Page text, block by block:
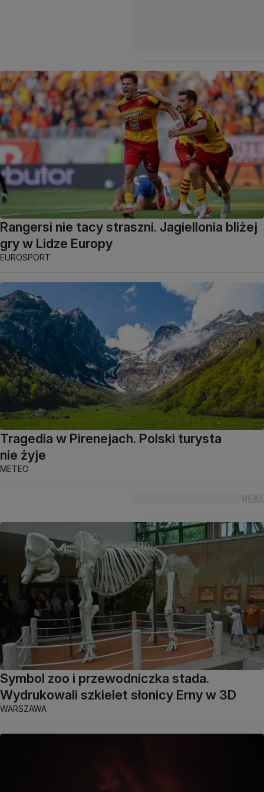
Rangersi nie tacy straszni. Jagiellonia bliżej
gry w Lidze Europy
EUROSPORT
Tragedia w Pirenejach. Polski turysta
nie żyje
METEO
Symbol zoo i przewodniczka stada.
Wydrukowali szkielet słonicy Erny w 3D
WARSZAWA